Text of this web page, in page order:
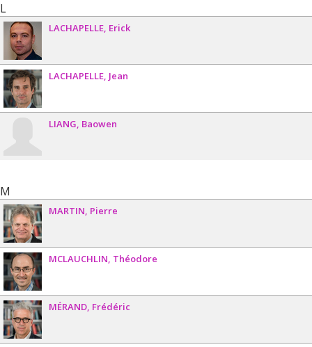
L
LACHAPELLE Erick
LACHAPELLE Jean
LIANG Baowen
M
MARTIN Pierre
MCLAUCHLIN Théodore
MÉRAND Frédéric